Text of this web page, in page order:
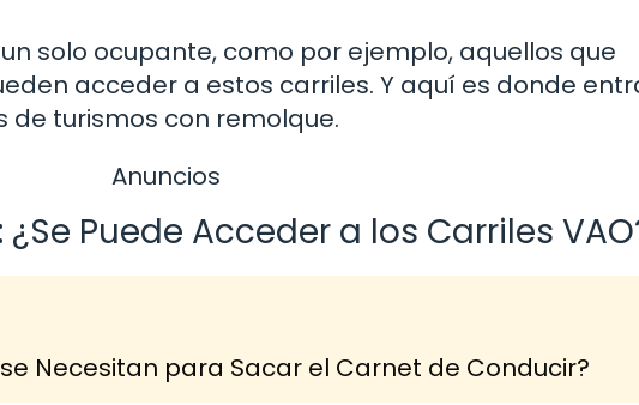
solo ocupante, como por ejemplo, aquellos que
acceder a estos carriles. Y aquí es donde
turismos con remolque.
Anuncios
Puede Acceder a los Carriles
Necesitan para Sacar el Carnet de Conducir?